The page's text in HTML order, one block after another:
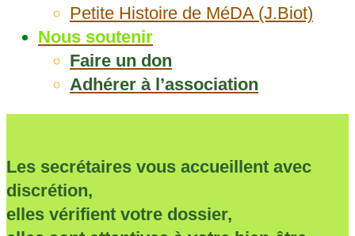
Petite Histoire de MéDA (J.Biot)
Nous soutenir
Faire un don
Adhérer à l’association
Les secrétaires vous accueillent avec
discrétion,
elles vérifient votre dossier,